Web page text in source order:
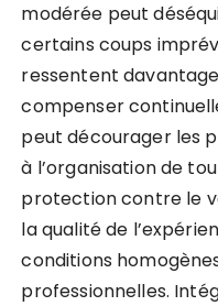
modérée peut
certains coups
ressentent
compenser
peut décourager les
à l’organisation de
protection contre le
la qualité de
conditions
professionnelles.